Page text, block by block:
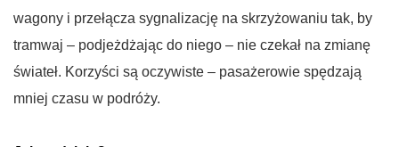
wagony i przełącza sygnalizację na skrzyżowaniu tak, by
tramwaj – podjeżdżając do niego – nie czekał na zmianę
świateł. Korzyści są oczywiste – pasażerowie spędzają
mniej czasu w podróży.